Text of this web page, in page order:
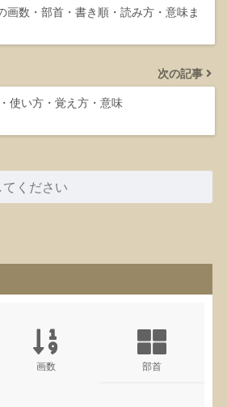
画数・部首・書き順・読み方・意味ま
次の記事
使い方・覚え方・意味
画数 部首